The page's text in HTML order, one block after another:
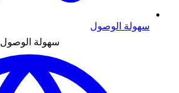
سهولة الوصول
سهولة الوصول